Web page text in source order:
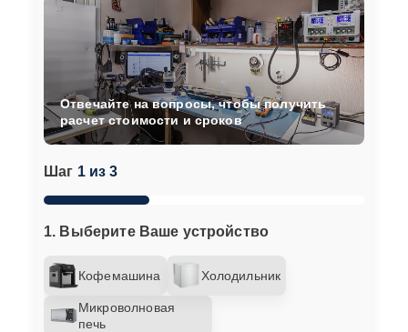
Шаг 1 из 3
1. Выберите Ваше устройство
Кофемашина Холодильник
Микроволновая
печь
Отвечайте на вопросы, чтобы получить
расчет стоимости и сроков